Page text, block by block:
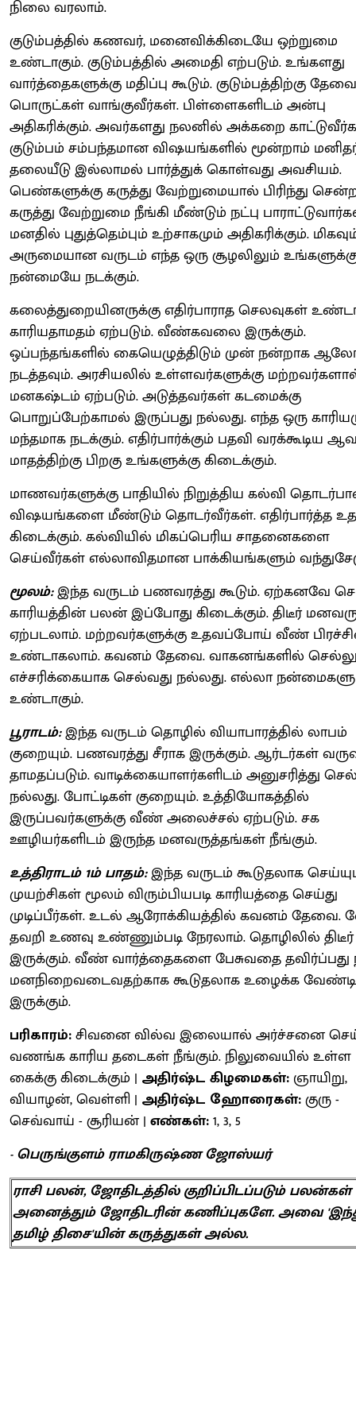
நிலை வரலாம்.
குடும்பத்தில் கணவர், மனைவிக்கிடையே ஒற்றுமை
உண்டாகும். குடும்பத்தில் அமைதி எற்படும். உங்களது
வார்த்தைகளுக்கு மதிப்பு கூடும். குடும்பத்திற்கு
பொருட்கள் வாங்குவீர்கள். பிள்ளைகளிடம் அன்பு
அதிகரிக்கும். அவர்களது நலனில் அக்கறை
குடும்பம் சம்பந்தமான விஷயங்களில் மூன்றாம்
தலையீடு இல்லாமல் பார்த்துக் கொள்வது அவசியம்.
பெண்களுக்கு கருத்து வேற்றுமையால் பிரிந்து
கருத்து வேற்றுமை நீங்கி மீண்டும் நட்பு
மனதில் புதுத்தெம்பும் உற்சாகமும் அதிகரிக்கும்.
அருமையான வருடம் எந்த ஒரு சூழலிலும்
நன்மையே நடக்கும்.
கலைத்துறையினருக்கு எதிர்பாராத செலவுகள்
காரியதாமதம் ஏற்படும். வீண்கவலை இருக்கும்.
ஒப்பந்தங்களில் கையெழுத்திடும் முன் நன்றாக
நடத்தவும். அரசியலில் உள்ளவர்களுக்கு
மனகஷ்டம் ஏற்படும். அடுத்தவர்கள் கடமைக்கு
பொறுப்பேற்காமல் இருப்பது நல்லது. எந்த ஒரு
மந்தமாக நடக்கும். எதிர்பார்க்கும் பதவி வரக்கூடிய
மாதத்திற்கு பிறகு உங்களுக்கு கிடைக்கும்.
மாணவர்களுக்கு பாதியில் நிறுத்திய கல்வி
விஷயங்களை மீண்டும் தொடர்வீர்கள். எதிர்பார்த்த
கிடைக்கும். கல்வியில் மிகப்பெரிய சாதனைகளை
செய்வீர்கள் எல்லாவிதமான பாக்கியங்களும்
மூலம்:இந்த வருடம் பணவரத்து கூடும். ஏற்கனவே
காரியத்தின் பலன் இப்போது கிடைக்கும். திடீர்
ஏற்படலாம். மற்றவர்களுக்கு உதவப்போய் வீண்
உண்டாகலாம். கவனம் தேவை. வாகனங்களில்
எச்சரிக்கையாக செல்வது நல்லது. எல்லா
உண்டாகும்.
பூராடம்:இந்த வருடம் தொழில் வியாபாரத்தில் லாபம்
குறையும். பணவரத்து சீராக இருக்கும். ஆர்டர்கள்
தாமதப்படும். வாடிக்கையாளர்களிடம் அனுசரித்து
நல்லது. போட்டிகள் குறையும். உத்தியோகத்தில்
இருப்பவர்களுக்கு வீண் அலைச்சல் ஏற்படும். சக
ஊழியர்களிடம் இருந்த மனவருத்தங்கள் நீங்கும்.
உத்திராடம் 1ம் பாதம்:இந்த வருடம் கூடுதலாக
முயற்சிகள் மூலம் விரும்பியபடி காரியத்தை செய்து
முடிப்பீர்கள். உடல் ஆரோக்கியத்தில் கவனம் தேவை.
தவறி உணவு உண்ணும்படி நேரலாம். தொழிலில்
இருக்கும். வீண் வார்த்தைகளை பேசுவதை தவிர்ப்பது
மனநிறைவடைவதற்காக கூடுதலாக உழைக்க வேண்டி
இருக்கும்.
பரிகாரம்:சிவனை வில்வ இலையால் அர்ச்சனை
வணங்க காரிய தடைகள் நீங்கும். நிலுவையில்
கைக்கு கிடைக்கும் | அதிர்ஷ்ட கிழமைகள்: ஞாயிறு,
வியாழன், வெள்ளி | அதிர்ஷ்ட ஹோரைகள்:குரு -
செவ்வாய் - சூரியன் | எண்கள்:1, 3, 5
- பெருங்குளம் ராமகிருஷ்ண ஜோஸ்யர்
ராசி பலன், ஜோதிடத்தில் குறிப்பிடப்படும் பலன்கள்
அனைத்தும் ஜோதிடரின் கணிப்புகளே. அவை
தமிழ் திசை'யின் கருத்துகள் அல்ல.